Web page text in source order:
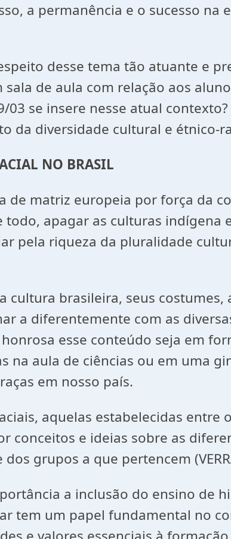
a permanência e o sucesso na
desse tema tão atuante e
de aula com relação aos
03 se insere nesse atual
da diversidade cultural e étnico-
NO BRASIL
de matriz europeia por força da
apagar as culturas indígena
pela riqueza da pluralidade
brasileira, seus
a diferentemente com as
esse conteúdo seja em
na aula de ciências ou em uma
em nosso país.
aquelas estabelecidas entre
conceitos e ideias sobre as
grupos a que pertencem
a inclusão do ensino de
tem um papel fundamental no